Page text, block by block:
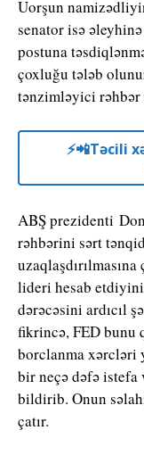
Uorşun
senator isə
postuna
çoxluğu tələb
tənzimləyici rəhbər
⚡️📲Təcili
ABŞ prezidenti
rəhbərini sərt
lideri hesab
dərəcəsini ardıcıl
fikrincə, FED bunu
borclanma xərcləri
bir neçə dəfə istefa
bildirib. Onun
çatır.